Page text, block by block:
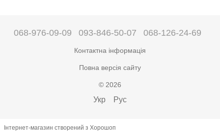
068-976-09-09 093-846-50-07 068-126-24-69
Контактна інформація
Повна версія сайту
© 2026
Укр Рус
Інтернет-магазин створений з Хорошоп